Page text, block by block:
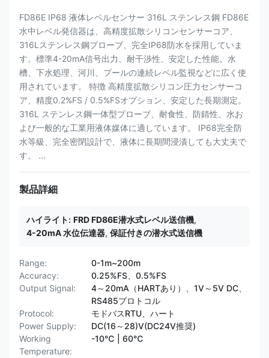
FD86E IP68 液体レベルセンサー 316L ステンレス鋼 FD86E
水中レベル発信器は、高精度拡散シリコンセンサーコア、
316Lステンレス鋼プローブ、完全IP68防水を採用していま
す。標準4-20mA信号出力、耐干渉性、安定した性能。水
槽、下水処理、河川、プールの連続レベル監視などに広く使
用されています。 特徴 高精度拡散シリコン圧力センサーコ
ア、精度0.2%FS / 0.5%FSオプション、安定した長期測定。
316L ステンレス鋼一体型プローブ、耐食性、防錆性、水お
よび一般的な工業用液体媒体に適しています。 IP68完全防
水等級、完全密閉設計で、液体に長期間浸漬しても大丈夫で
す。 ...
製品詳細
ハイライト: FRD FD86E潜水式レベル送信機,
4-20mA 水位伝達器, 保証付きの潜水式送信機
Range:
0-1m~200m
Accuracy:
0.25%FS、0.5%FS
Output Signal:
4～20mA（HARTあり）、1V～5V DC、
RS485プロトコル
Protocol:
モドバスRTU、ハート
Power Supply:
DC(16～28)V(DC24V推奨)
Working
Temperature:
-10℃ | 60℃